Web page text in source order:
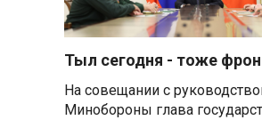
Тыл сегодня - тоже
На совещании с
Минобороны глава